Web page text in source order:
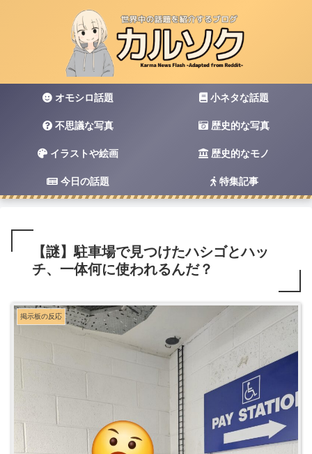
オモシロ話題 小ネタな話題
不思議な写真 歴史的な写真
イラストや絵画 歴史的なモノ
今日の話題 特集記事
【謎】駐車場で見つけたハシゴとハッ
チ、一体何に使われるんだ？
掲示板の反応